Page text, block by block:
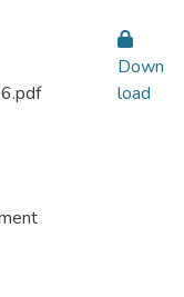
Down
load